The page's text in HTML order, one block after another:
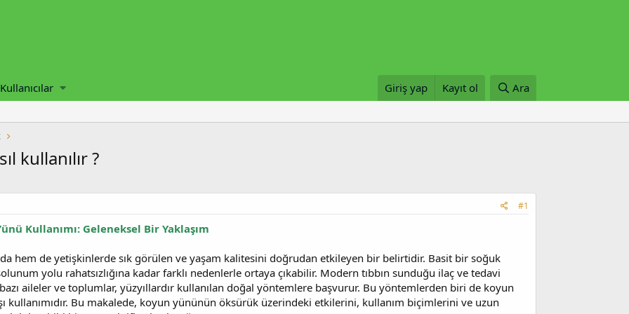
Kullanıcılar Giriş yap Kayıt ol Ara
kullanılır ?
#1
Kullanımı: Geleneksel Bir Yaklaşım
hem de yetişkinlerde sık görülen ve yaşam kalitesini doğrudan etkileyen bir belirtidir. Basit bir soğuk
yolu rahatsızlığına kadar farklı nedenlerle ortaya çıkabilir. Modern tıbbın sunduğu ilaç ve tedavi
aileler ve toplumlar, yüzyıllardır kullanılan doğal yöntemlere başvurur. Bu yöntemlerden biri de koyun
kullanımıdır. Bu makalede, koyun yününün öksürük üzerindeki etkilerini, kullanım biçimlerini ve uzun